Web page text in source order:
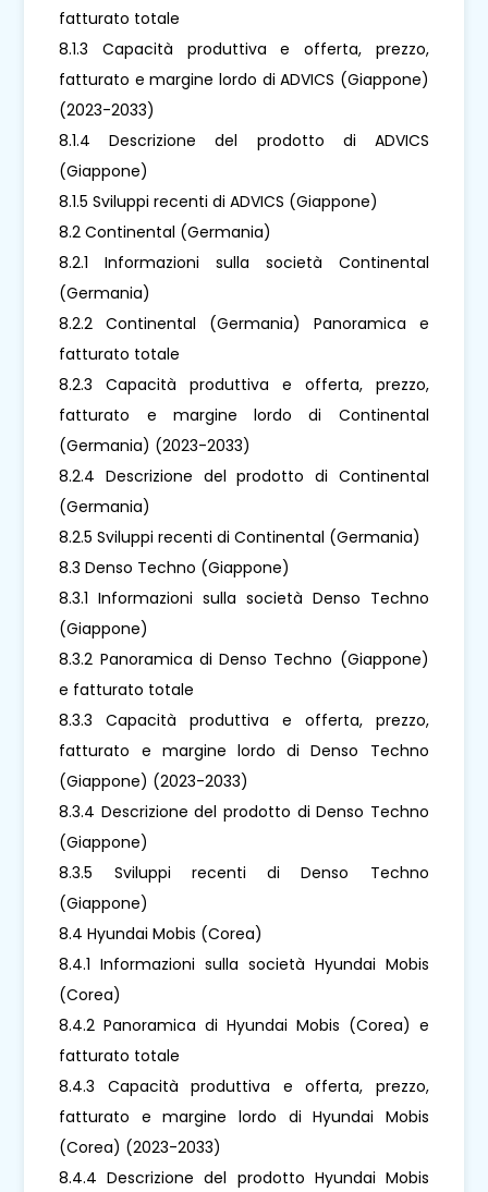
fatturato totale
8.1.3 Capacità produttiva e offerta, prezzo,
fatturato e margine lordo di ADVICS (Giappone)
(2023-2033)
8.1.4 Descrizione del prodotto di ADVICS
(Giappone)
8.1.5 Sviluppi recenti di ADVICS (Giappone)
8.2 Continental (Germania)
8.2.1 Informazioni sulla società Continental
(Germania)
8.2.2 Continental (Germania) Panoramica e
fatturato totale
8.2.3 Capacità produttiva e offerta, prezzo,
fatturato e margine lordo di Continental
(Germania) (2023-2033)
8.2.4 Descrizione del prodotto di Continental
(Germania)
8.2.5 Sviluppi recenti di Continental (Germania)
8.3 Denso Techno (Giappone)
8.3.1 Informazioni sulla società Denso Techno
(Giappone)
8.3.2 Panoramica di Denso Techno (Giappone)
e fatturato totale
8.3.3 Capacità produttiva e offerta, prezzo,
fatturato e margine lordo di Denso Techno
(Giappone) (2023-2033)
8.3.4 Descrizione del prodotto di Denso Techno
(Giappone)
8.3.5 Sviluppi recenti di Denso Techno
(Giappone)
8.4 Hyundai Mobis (Corea)
8.4.1 Informazioni sulla società Hyundai Mobis
(Corea)
8.4.2 Panoramica di Hyundai Mobis (Corea) e
fatturato totale
8.4.3 Capacità produttiva e offerta, prezzo,
fatturato e margine lordo di Hyundai Mobis
(Corea) (2023-2033)
8.4.4 Descrizione del prodotto Hyundai Mobis